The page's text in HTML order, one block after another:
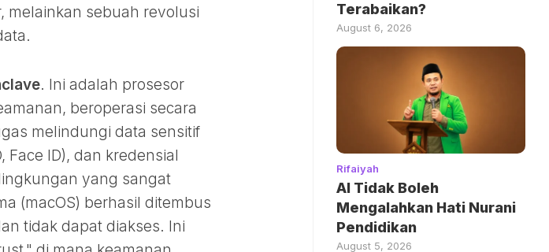
melainkan sebuah revolusi
. Ini adalah prosesor
beroperasi secara
melindungi data sensitif
Face ID), dan kredensial
yang sangat
(macOS) berhasil ditembus
tidak dapat diakses. Ini
Terabaikan?
August 6, 2026
Rifaiyah
AI Tidak Boleh
Mengalahkan Hati Nurani
Pendidikan
August 5, 2026